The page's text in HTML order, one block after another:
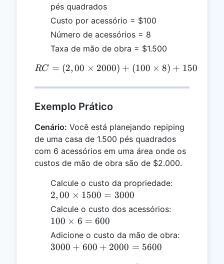
pés quadrados
Custo por acessório = $100
Número de acessórios = 8
Taxa de mão de obra = $1.500
RC = (2,00 \times 2000)
RC = (2,00 × 2000) + (100 × 8) + 1500
Exemplo Prático
Cenário: Você está planejando repiping
de uma casa de 1.500 pés quadrados
com 6 acessórios em uma área onde os
custos de mão de obra são de $2.000.
Calcule o custo da propriedade:
2,00 × 1500 = 3000
Calcule o custo dos acessórios:
6 =
100 × 6 = 600
Adicione o custo da mão de obra:
3000 + 600 + 2000 = 5600